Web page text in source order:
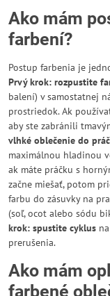
Ako mám
farbení?
Postup farbenia je
Prvý krok: rozpustite
balení) v samostatnej
prostriedok. Ak
aby ste zabránili
vlhké oblečenie do
maximálnou hladinou
ak máte práčku s
začne miešať, potom
farbu do zásuvky na
(soľ, ocot alebo sódu
krok: spustite cyklus
prerušenia.
Ako mám
farbené